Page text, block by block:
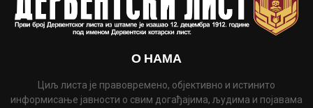
О НАМА
Циљ листа је правовремено, објективно и истинито
информисање јавности о свим догађајима, људима и појавама